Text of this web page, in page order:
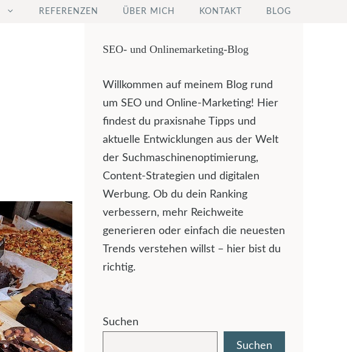
REFERENZEN ÜBER MICH KONTAKT BLOG
SEO- und Onlinemarketing-Blog
Willkommen auf meinem Blog rund
um SEO und Online-Marketing! Hier
findest du praxisnahe Tipps und
aktuelle Entwicklungen aus der Welt
der Suchmaschinenoptimierung,
Content-Strategien und digitalen
Werbung. Ob du dein Ranking
verbessern, mehr Reichweite
generieren oder einfach die neuesten
Trends verstehen willst – hier bist du
richtig.
Suchen
Suchen